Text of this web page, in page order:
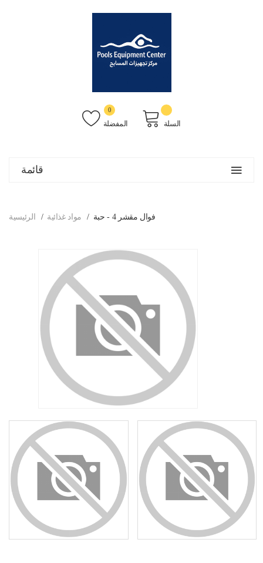
المفضلة
0
السلة
قائمة
الرئيسية مواد غذائية فوال مقشر 4 - حبة